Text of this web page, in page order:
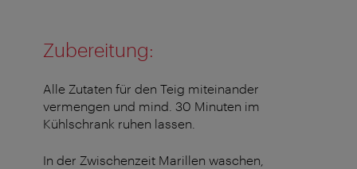
Zubereitung:
Alle Zutaten für den Teig miteinander
vermengen und mind. 30 Minuten im
Kühlschrank ruhen lassen.
In der Zwischenzeit Marillen waschen,